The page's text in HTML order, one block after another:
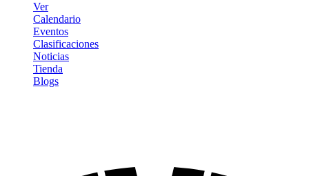
Ver
Calendario
Eventos
Clasificaciones
Noticias
Tienda
Blogs